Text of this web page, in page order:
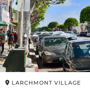
LARCHMONT VILLAGE